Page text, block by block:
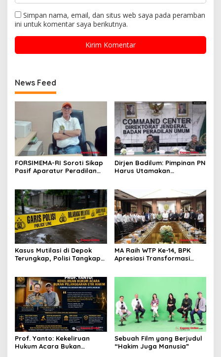
Simpan nama, email, dan situs web saya pada peramban
ini untuk komentar saya berikutnya.
News Feed
FORSIMEMA-RI Soroti Sikap
Pasif Aparatur Peradilan
Citra Lembaga
Dirjen Badilum: Pimpinan PN
Harus Utamakan
Kasus Mutilasi di Depok
Terungkap, Polisi Tangkap
MA Raih WTP Ke-14, BPK
Apresiasi Transformasi
Prof. Yanto: Kekeliruan
Hukum Acara Bukan
Sebuah Film yang Berjudul
“Hakim Juga Manusia”